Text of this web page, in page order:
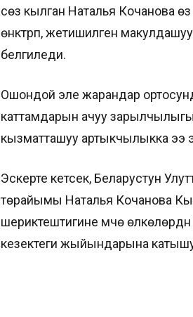
сөз кылган Наталья Кочанова
өнүктүрүп, жетишилген
белгиледи.
Ошондой эле жарандар
каттамдарын ачуу
кызматташуу артыкчылыкка ээ
Эскерте кетсек, Беларустун
төрайымы Наталья Кочанова
шериктештигине мүчө
кезектеги жыйындарына катышуу